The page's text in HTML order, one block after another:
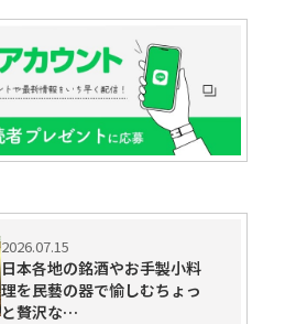
2026.07.15
日本各地の銘酒やお手製小料
理を民藝の器で愉しむちょっ
と贅沢な…